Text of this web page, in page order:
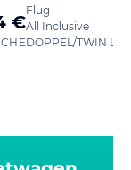
€
Flug
All Inclusive